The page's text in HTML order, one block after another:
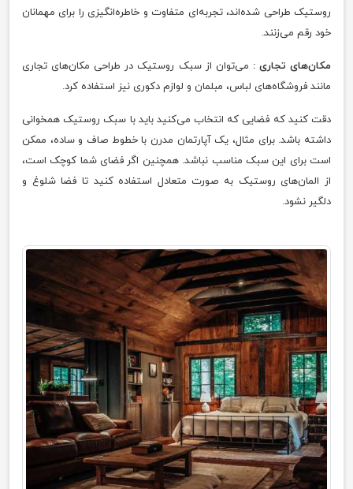
روستیک طراحی شده‌اند، تجربه‌ای متفاوت و خاطره‌انگیزی را برای مهمانان
خود رقم می‌زنند.
مکان‌های تجاری : می‌توان از سبک روستیک در طراحی مکان‌های تجاری
مانند فروشگاه‌های لباس، مبلمان و لوازم دکوری نیز استفاده کرد.
دقت کنید که فضایی که انتخاب می‌کنید باید با سبک روستیک همخوانی
داشته باشد. برای مثال، یک آپارتمان مدرن با خطوط صاف و ساده، ممکن
است برای این سبک مناسب نباشد. همچنین اگر فضای شما کوچک است،
از المان‌های روستیک به صورت متعادل استفاده کنید تا فضا شلوغ و
دلگیر نشود.